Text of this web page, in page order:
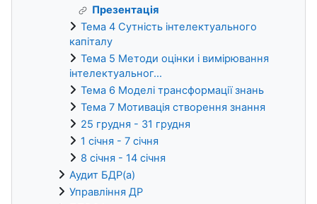
Презентація
Тема 4 Сутність інтелектуального
капіталу
Тема 5 Методи оцінки і вимірювання
інтелектуальног...
Тема 6 Моделі трансформації знань
Тема 7 Мотивація створення знання
25 грудня - 31 грудня
1 січня - 7 січня
8 січня - 14 січня
Аудит БДР(а)
Управління ДР